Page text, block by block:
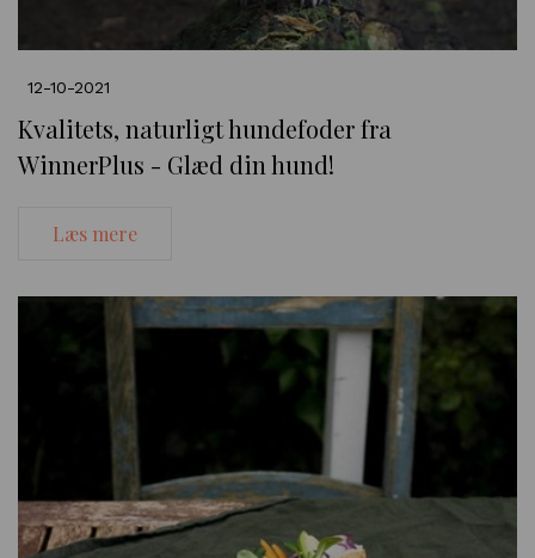
12-10-2021
Kvalitets, naturligt hundefoder fra
WinnerPlus - Glæd din hund!
Læs mere